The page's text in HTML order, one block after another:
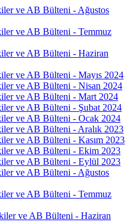
ve AB Bülteni - Ağustos
ve AB Bülteni - Temmuz
ve AB Bülteni - Haziran
ve AB Bülteni - Mayıs 2024
ve AB Bülteni - Nisan 2024
ve AB Bülteni - Mart 2024
ve AB Bülteni - Şubat 2024
ve AB Bülteni - Ocak 2024
ve AB Bülteni - Aralık 2023
ve AB Bülteni - Kasım 2023
ve AB Bülteni - Ekim 2023
ve AB Bülteni - Eylül 2023
ve AB Bülteni - Ağustos
ve AB Bülteni - Temmuz
ve AB Bülteni - Haziran